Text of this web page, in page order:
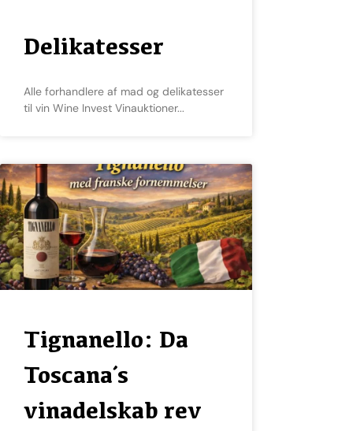
Delikatesser
Alle forhandlere af mad og delikatesser
til vin Wine Invest Vinauktioner
Tignanello: Da
Toscana´s
vinadelskab rev